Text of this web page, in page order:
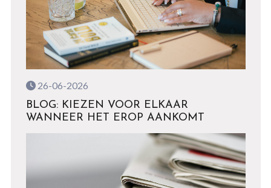
26-06-2026
BLOG: KIEZEN VOOR ELKAAR
WANNEER HET EROP AANKOMT